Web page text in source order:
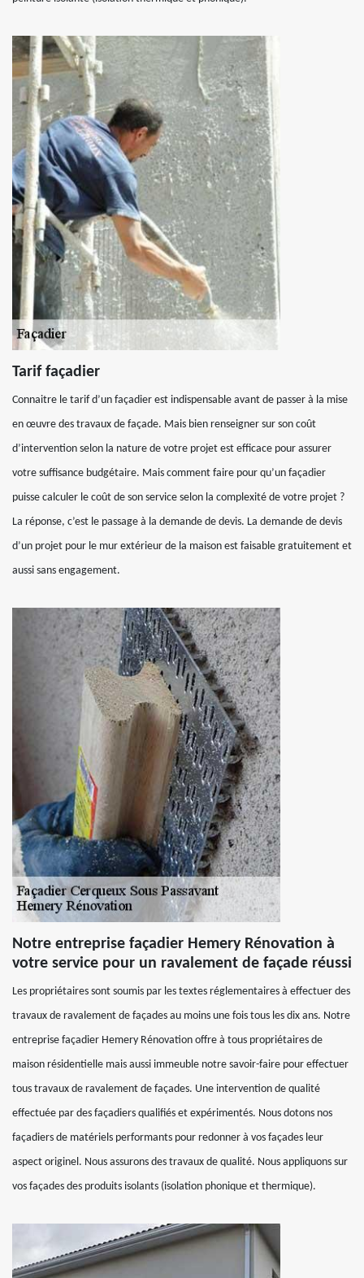
Tarif façadier
Connaitre le tarif d’un façadier est indispensable avant de passer à la mise
en œuvre des travaux de façade. Mais bien renseigner sur son coût
d’intervention selon la nature de votre projet est efficace pour assurer
votre suffisance budgétaire. Mais comment faire pour qu’un façadier
puisse calculer le coût de son service selon la complexité de votre projet ?
La réponse, c’est le passage à la demande de devis. La demande de devis
d’un projet pour le mur extérieur de la maison est faisable gratuitement et
aussi sans engagement.
Notre entreprise façadier Hemery Rénovation à
votre service pour un ravalement de façade réussi
Les propriétaires sont soumis par les textes réglementaires à effectuer des
travaux de ravalement de façades au moins une fois tous les dix ans. Notre
entreprise façadier Hemery Rénovation offre à tous propriétaires de
maison résidentielle mais aussi immeuble notre savoir-faire pour effectuer
tous travaux de ravalement de façades. Une intervention de qualité
effectuée par des façadiers qualifiés et expérimentés. Nous dotons nos
façadiers de matériels performants pour redonner à vos façades leur
aspect originel. Nous assurons des travaux de qualité. Nous appliquons sur
vos façades des produits isolants (isolation phonique et thermique).